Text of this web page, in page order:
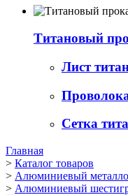
Титановый
Лист
Сетка
Главная
> Каталог товаров
> Алюминиевый
> Алюминиевый